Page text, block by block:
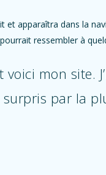
et apparaîtra dans la
ressembler à
mon site.
surpris par la